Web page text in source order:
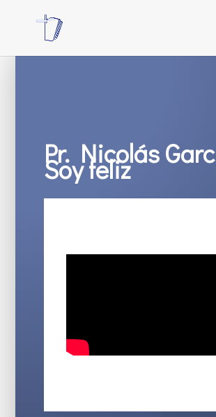
Pr. Nicolás
Soy feliz